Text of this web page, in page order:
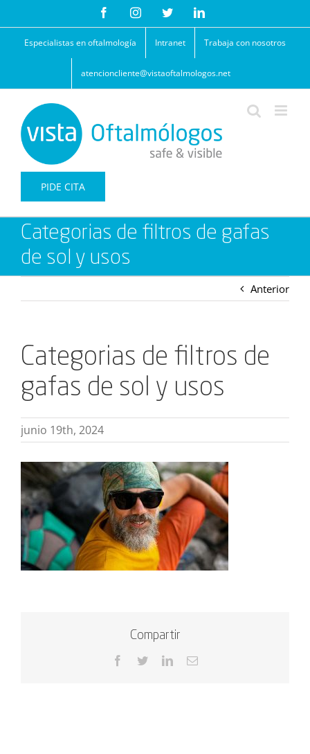
contenido
FacebookInstagramTwitterLinkedIn
Especialistas en oftalmología Intranet Trabaja con nosotros
atencioncliente@vistaoftalmologos.net
PIDE CITA
Categorias de filtros de gafas
de sol y usos
Anterior
Categorias de filtros de
gafas de sol y usos
junio 19th, 2024
Compartir
Facebook
TwitterLinkedInCorreo